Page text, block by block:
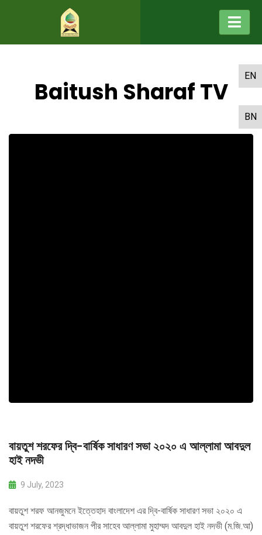
EN
BN
Baitush Sharaf TV
বায়তুশ শরফের দ্বি-বার্ষিক সাধারণ সভা ২০২০ এ আল্লামা আবদুল
হাই নদভী
9 July, 2023
বায়তুশ শরফ আনজুমনে ইত্তেহাদ বাংলাদেশ এর দ্বি-বার্ষিক সাধারণ সভা ২০২০ এ
বায়তুশ শরফের শ্রদ্ধাভাজন পীর সাহেব আল্লামা মুহাম্মদ আবদুল হাই নদভী (ম.জি.আ)